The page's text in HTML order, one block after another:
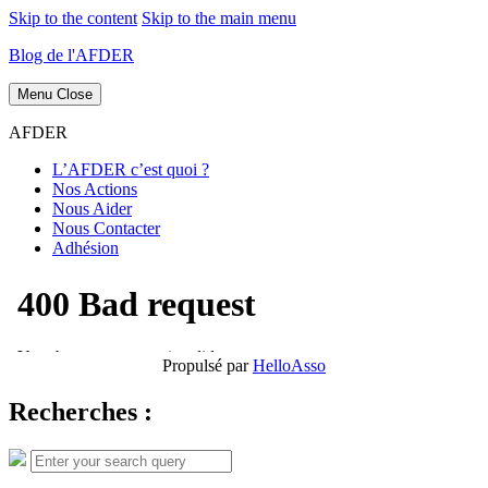
Skip to the content Skip to the main menu
Blog de l'AFDER
Menu Close
AFDER
L’AFDER c’est quoi ?
Nos Actions
Nous Aider
Nous Contacter
Adhésion
Propulsé parHelloAsso
Recherches :
Search
for:
Search